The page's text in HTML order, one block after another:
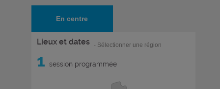
En centre
Lieux et dates - Sélectionner une région
1 session programmée